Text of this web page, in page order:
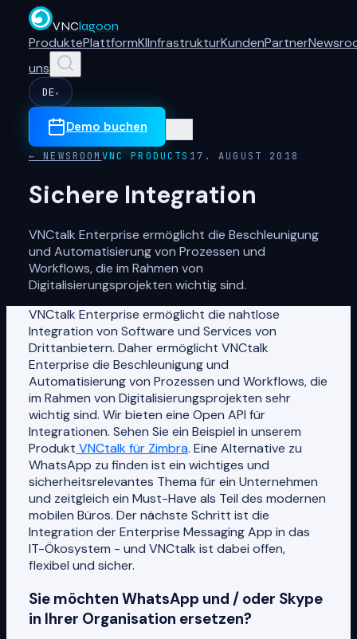
VNClagoon
ProduktePlattformKIInfrastrukturKundenPartner
uns
DE ▾
Demo buchen
← NEWSROOM VNC PRODUCTS 17. AUGUST 2018
Sichere Integration
VNCtalk Enterprise ermöglicht die Beschleunigung
und Automatisierung von Prozessen und
Workflows, die im Rahmen von
Digitalisierungsprojekten wichtig sind.
VNCtalk Enterprise ermöglicht die nahtlose
Integration von Software und Services von
Drittanbietern. Daher ermöglicht VNCtalk
Enterprise die Beschleunigung und
Automatisierung von Prozessen und Workflows, die
im Rahmen von Digitalisierungsprojekten sehr
wichtig sind. Wir bieten eine Open API für
Integrationen. Sehen Sie ein Beispiel in unserem
Produkt VNCtalk für Zimbra. Eine Alternative zu
WhatsApp zu finden ist ein wichtiges und
sicherheitsrelevantes Thema für ein Unternehmen
und zeitgleich ein Must-Have als Teil des modernen
mobilen Büros. Der nächste Schritt ist die
Integration der Enterprise Messaging App in das
IT-Ökosystem - und VNCtalk ist dabei offen,
flexibel und sicher.
Sie möchten WhatsApp und / oder Skype
in Ihrer Organisation ersetzen?